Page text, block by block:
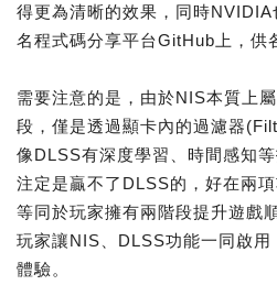
得更為清晰的效果，同時
名程式碼分享平台GitHub上，供
需要注意的是，由於NIS本質上
段，僅是透過顯卡內的過濾器
像DLSS有深度學習、時間感知
注定是贏不了DLSS的，好在兩
等同於玩家擁有兩階段提升遊戲
玩家讓NIS、DLSS功能一同啟
體驗。